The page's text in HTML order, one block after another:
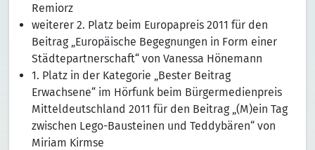
Remiorz
weiterer 2. Platz beim Europapreis 2011 für den
Beitrag „Europäische Begegnungen in Form einer
Städtepartnerschaft“ von Vanessa Hönemann
1. Platz in der Kategorie „Bester Beitrag
Erwachsene“ im Hörfunk beim Bürgermedienpreis
Mitteldeutschland 2011 für den Beitrag „(M)ein Tag
zwischen Lego-Bausteinen und Teddybären“ von
Miriam Kirmse